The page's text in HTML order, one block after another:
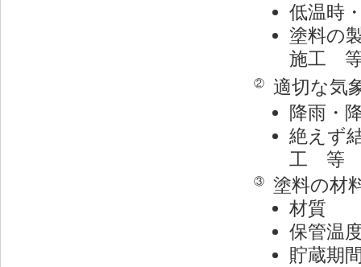
低温時
塗料の
施工
②
適切な気
降雨・
絶えず
工 等
③
塗料の材
材質
保管温
貯蔵期